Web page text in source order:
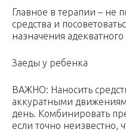
Главное в терапии – не
средства и
назначения
Заеды у ребенка
ВАЖНО: Наносить
аккуратными
день. Комбинировать
если точно неизвестно,